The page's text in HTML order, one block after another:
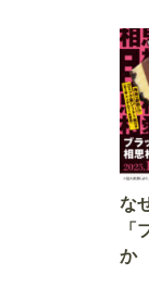
ト
な
「
か